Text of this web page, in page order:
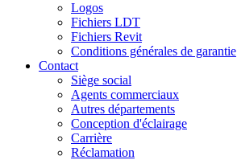
Logos
Fichiers LDT
Fichiers Revit
Conditions générales de garantie
Contact
Siège social
Agents commerciaux
Autres départements
Conception d'éclairage
Carrière
Réclamation